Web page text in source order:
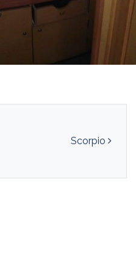
entradas
Scorpio